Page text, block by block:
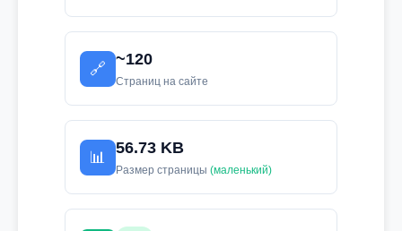
🔗
~120
Страниц на сайте
📊
56.73 KB
Размер страницы (маленький)